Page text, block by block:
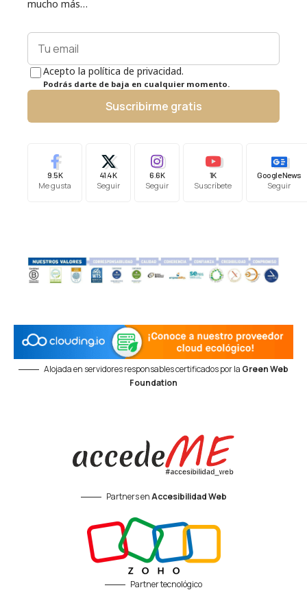
mucho más…
Acepto la política de privacidad.
Podrás darte de baja en cualquier momento.
Suscribirme gratis
9.5K
Me gusta
41.4K
Seguir
6.6K
Seguir
1K
Suscríbete
Google News
Seguir
Alojada en servidores responsables certificados por la Green Web
Foundation
Partners enAccesibilidad Web
Partner tecnológico